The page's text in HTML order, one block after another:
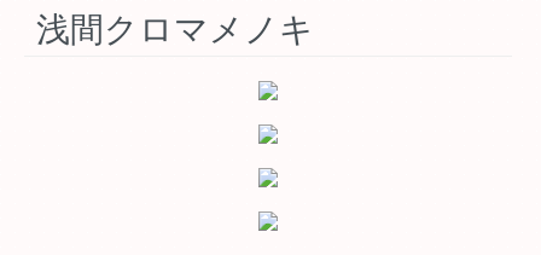
浅間クロマメノキ